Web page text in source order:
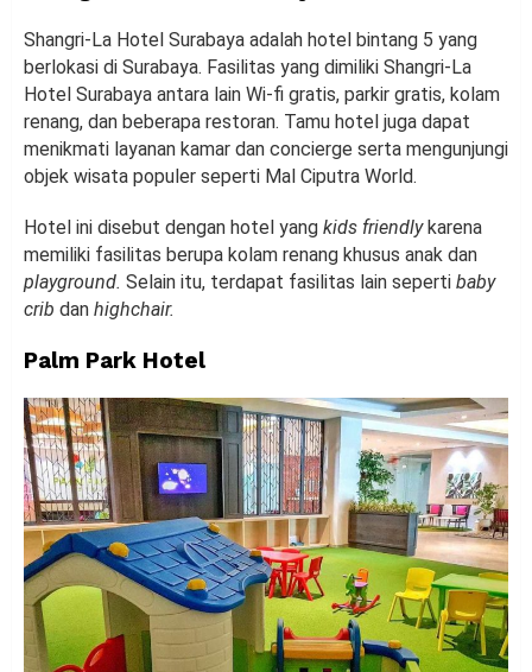
Shangri-La Hotel Surabaya adalah hotel bintang 5 yang
berlokasi di Surabaya. Fasilitas yang dimiliki Shangri-La
Hotel Surabaya antara lain Wi-fi gratis, parkir gratis, kolam
renang, dan beberapa restoran. Tamu hotel juga dapat
menikmati layanan kamar dan concierge serta mengunjungi
objek wisata populer seperti Mal Ciputra World.
Hotel ini disebut dengan hotel yang kids friendlykarena
memiliki fasilitas berupa kolam renang khusus anak dan
playground. Selain itu, terdapat fasilitas lain seperti baby
crib dan highchair.
Palm Park Hotel